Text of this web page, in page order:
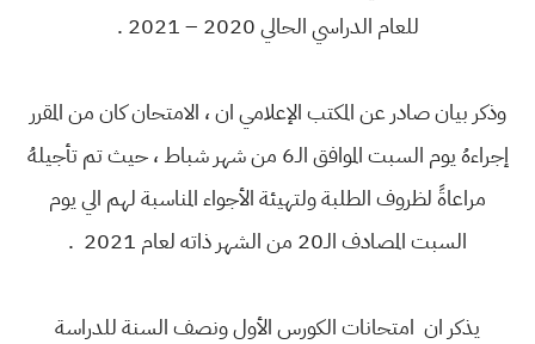
للعام الدراسي الحالي 2020 – 2021 .
وذكر بيان صادر عن المكتب الإعلامي ان ، الامتحان كان من المقرر
إجراءهُ يوم السبت الموافق الـ6 من شهر شباط ، حيث تم تأجيلهُ
مراعاةً لظروف الطلبة ولتهيئة الأجواء المناسبة لهم الي يوم
السبت المصادف الـ20 من الشهر ذاته لعام 2021 .
يذكر ان امتحانات الكورس الأول ونصف السنة للدراسة